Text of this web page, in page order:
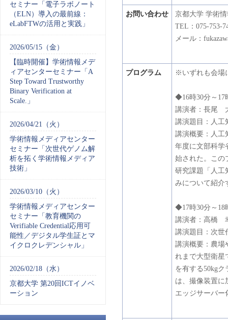
お問い合わせ
京都大学 学術
TEL：075-753-
メール：
プログラム ※いずれも会場
◆16時30分～17
講演者：長尾
講演題目：人工
講演概要：人工
年度に文部科学
始された。この
研究課題「人工
みについて紹介
◆17時30分～18
講演者：高橋
講演題目：次世
講演概要：農場
れまで大型衛星
を有する50kg
は、撮像装置に
エッジサーバー
セミナー「電子ラボノート
（ELN）導入の最前線：
eLabFTWの活用と実践」
2026/05/15（金）
【臨時開催】学術情報メデ
ィアセンターセミナー「A
Step Toward Trustworthy
Binary Verification at
Scale.」
2026/04/21（火）
学術情報メディアセンター
セミナー「次世代ゲノム解
析を拓く学術情報メディア
技術」
2026/03/10（火）
学術情報メディアセンター
セミナー「教育機関の
Verifiable Credential応用可
能性／デジタル学生証とマ
イクロクレデンシャル」
2026/02/18（水）
京都大学 第20回ICTイノベ
ーション